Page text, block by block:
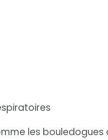
les bouledogues